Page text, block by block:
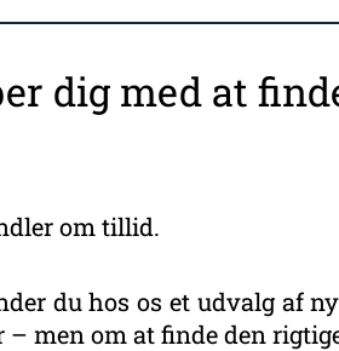
dig med at
om tillid.
du hos os et udvalg af
men om at finde den